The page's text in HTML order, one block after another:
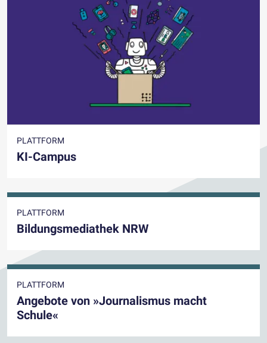
PLATTFORM
KI-Campus
PLATTFORM
Bildungsmediathek NRW
PLATTFORM
Angebote von »Journalismus macht
Schule«